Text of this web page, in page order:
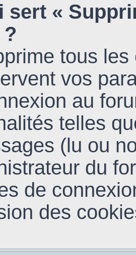
sert «
tous
vos
au
telles
(lu ou
du
de
des